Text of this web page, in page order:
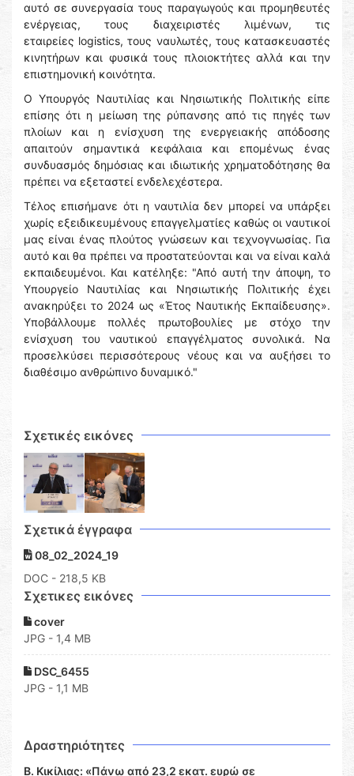
αυτό σε συνεργασία τους παραγωγούς και προμηθευτές
ενέργειας, τους διαχειριστές λιμένων, τις
εταιρείες logistics, τους ναυλωτές, τους κατασκευαστές
κινητήρων και φυσικά τους πλοιοκτήτες αλλά και την
επιστημονική κοινότητα.
Ο Υπουργός Ναυτιλίας και Νησιωτικής Πολιτικής είπε
επίσης ότι η μείωση της ρύπανσης από τις πηγές των
πλοίων και η ενίσχυση της ενεργειακής απόδοσης
απαιτούν σημαντικά κεφάλαια και επομένως ένας
συνδυασμός δημόσιας και ιδιωτικής χρηματοδότησης θα
πρέπει να εξεταστεί ενδελεχέστερα.
Τέλος επισήμανε ότι η ναυτιλία δεν μπορεί να υπάρξει
χωρίς εξειδικευμένους επαγγελματίες καθώς οι ναυτικοί
μας είναι ένας πλούτος γνώσεων και τεχνογνωσίας. Για
αυτό και θα πρέπει να προστατεύονται και να είναι καλά
εκπαιδευμένοι. Και κατέληξε: "Από αυτή την άποψη, το
Υπουργείο Ναυτιλίας και Νησιωτικής Πολιτικής έχει
ανακηρύξει το 2024 ως «Έτος Ναυτικής Εκπαίδευσης».
Υποβάλλουμε πολλές πρωτοβουλίες με στόχο την
ενίσχυση του ναυτικού επαγγέλματος συνολικά. Να
προσελκύσει περισσότερους νέους και να αυξήσει το
διαθέσιμο ανθρώπινο δυναμικό."
Σχετικές εικόνες
Σχετικά έγγραφα
08_02_2024_19
DOC - 218,5 KB
Σχετικες εικόνες
cover
JPG - 1,4 MB
DSC_6455
JPG - 1,1 MB
Δραστηριότητες
Β. Κικίλιας: «Πάνω από 23,2 εκατ. ευρώ σε